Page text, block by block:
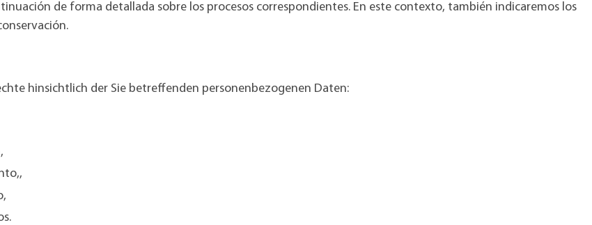
de forma detallada sobre los procesos correspondientes. En este contexto, también indicaremos los
hinsichtlich der Sie betreffenden personenbezogenen Daten:
,